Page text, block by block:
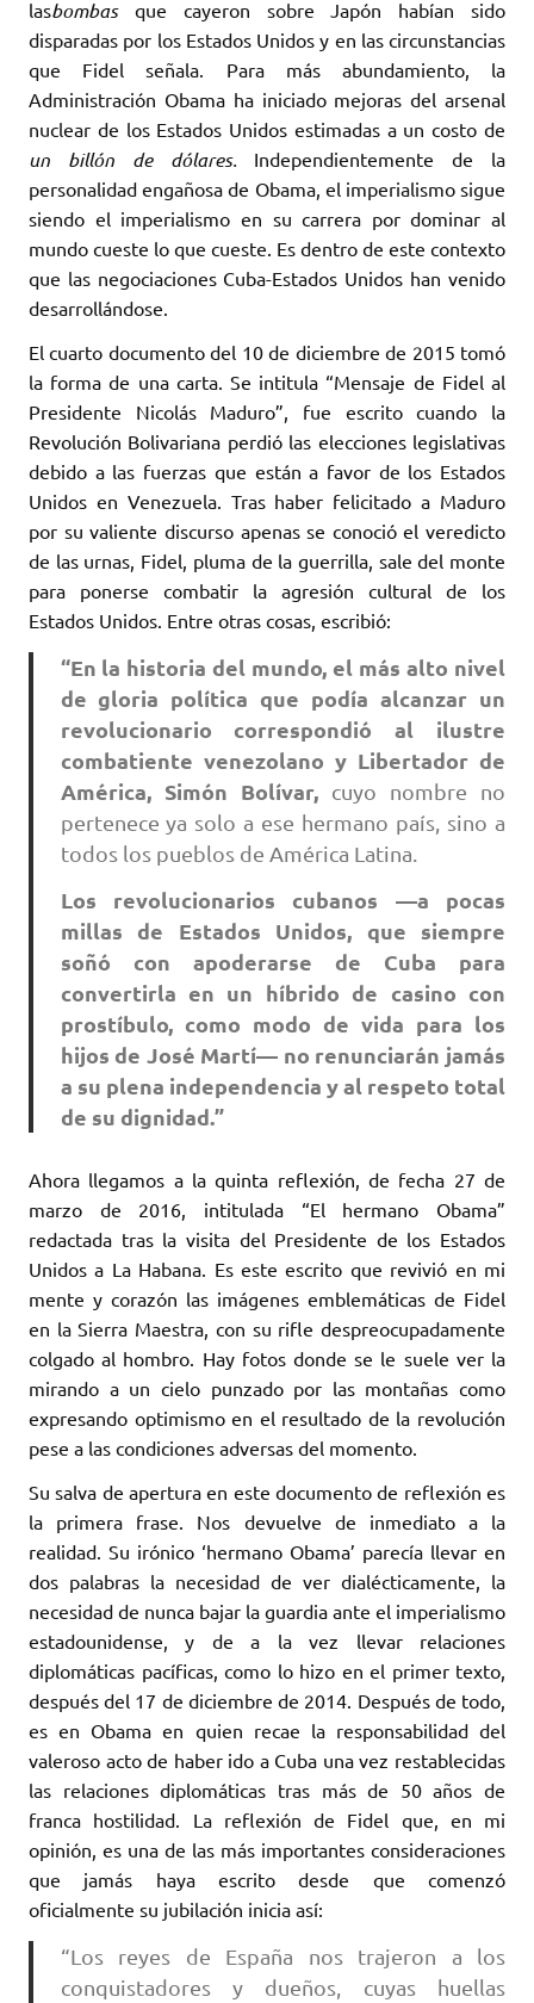
lasbombasque cayeron sobre Japón habían sido
disparadas por los Estados Unidos y en las circunstancias
que Fidel señala. Para más abundamiento, la
Administración Obama ha iniciado mejoras del arsenal
nuclear de los Estados Unidos estimadas a un costo de
un billón de dólares. Independientemente de la
personalidad engañosa de Obama, el imperialismo sigue
siendo el imperialismo en su carrera por dominar al
mundo cueste lo que cueste. Es dentro de este contexto
que las negociaciones Cuba-Estados Unidos han venido
desarrollándose.
El cuarto documento del 10 de diciembre de 2015 tomó
la forma de una carta. Se intitula “Mensaje de Fidel al
Presidente Nicolás Maduro”, fue escrito cuando la
Revolución Bolivariana perdió las elecciones legislativas
debido a las fuerzas que están a favor de los Estados
Unidos en Venezuela. Tras haber felicitado a Maduro
por su valiente discurso apenas se conoció el veredicto
de las urnas, Fidel, pluma de la guerrilla, sale del monte
para ponerse combatir la agresión cultural de los
Estados Unidos. Entre otras cosas, escribió:
“En la historia del mundo, el más alto nivel
de gloria política que podía alcanzar un
revolucionario correspondió al ilustre
combatiente venezolano y Libertador de
América, Simón Bolívar,cuyo nombre no
pertenece ya solo a ese hermano país, sino a
todos los pueblos de América Latina.
Los revolucionarios cubanos —a pocas
millas de Estados Unidos, que siempre
soñó con apoderarse de Cuba para
convertirla en un híbrido de casino con
prostíbulo, como modo de vida para los
hijos de José Martí— no renunciarán jamás
a su plena independencia y al respeto total
de su dignidad.”
Ahora llegamos a la quinta reflexión, de fecha 27 de
marzo de 2016, intitulada “El hermano Obama”
redactada tras la visita del Presidente de los Estados
Unidos a La Habana. Es este escrito que revivió en mi
mente y corazón las imágenes emblemáticas de Fidel
en la Sierra Maestra, con su rifle despreocupadamente
colgado al hombro. Hay fotos donde se le suele ver la
mirando a un cielo punzado por las montañas como
expresando optimismo en el resultado de la revolución
pese a las condiciones adversas del momento.
Su salva de apertura en este documento de reflexión es
la primera frase. Nos devuelve de inmediato a la
realidad. Su irónico ‘hermano Obama’ parecía llevar en
dos palabras la necesidad de ver dialécticamente, la
necesidad de nunca bajar la guardia ante el imperialismo
estadounidense, y de a la vez llevar relaciones
diplomáticas pacíficas, como lo hizo en el primer texto,
después del 17 de diciembre de 2014. Después de todo,
es en Obama en quien recae la responsabilidad del
valeroso acto de haber ido a Cuba una vez restablecidas
las relaciones diplomáticas tras más de 50 años de
franca hostilidad. La reflexión de Fidel que, en mi
opinión, es una de las más importantes consideraciones
que jamás haya escrito desde que comenzó
oficialmente su jubilación inicia así:
“Los reyes de España nos trajeron a los
conquistadores y dueños, cuyas huellas